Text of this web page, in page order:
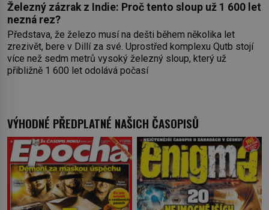
Železný zázrak z Indie: Proč tento sloup už 1 600 let
nezná rez?
Představa, že železo musí na dešti během několika let
zrezivět, bere v Dillí za své. Uprostřed komplexu Qutb stojí
více než sedm metrů vysoký železný sloup, který už
přibližně 1 600 let odolává počasí
VÝHODNÉ PŘEDPLATNÉ NAŠICH ČASOPISŮ